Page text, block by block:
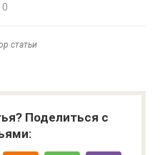
0
статьи
Поделиться с